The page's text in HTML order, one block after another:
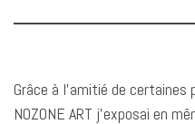
Grâce à l’amitié de
NOZONE ART j’exposai en